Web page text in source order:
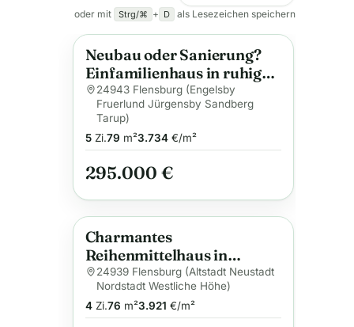
oder mit Strg/⌘ + D als Lesezeichen speichern
Anzeige
Neubau oder Sanierung?
Einfamilienhaus in ruhiger
und beliebter Lage!
24943 Flensburg (Engelsby
Fruerlund Jürgensby Sandberg
Tarup)
5Zi.79 m²3.734€/m²
295.000 €
Anzeige
Charmantes
Reihenmittelhaus in
beliebter Lage von
Flensburg – gemütlich,
solide und mit Potenzial
24939 Flensburg (Altstadt Neustadt
Nordstadt Westliche Höhe)
4Zi.76 m²3.921 €/m²